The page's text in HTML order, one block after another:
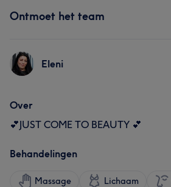
Ontmoet het team
Eleni
Over
💕JUST COME TO BEAUTY 💕
Behandelingen
Massage Lichaam